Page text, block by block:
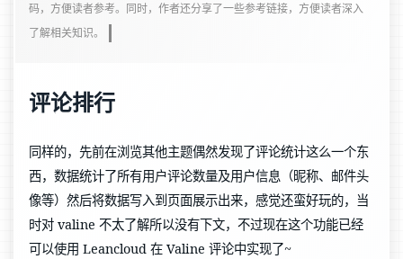
码，方便读者参考。同时，作者还分享了一些参考链接，方便读者深入
了解相关知识。
评论排行
同样的，先前在浏览其他主题偶然发现了评论统计这么一个东
西，数据统计了所有用户评论数量及用户信息（昵称、邮件头
像等）然后将数据写入到页面展示出来，感觉还蛮好玩的，当
时对 valine 不太了解所以没有下文，不过现在这个功能已经
可以使用 Leancloud 在 Valine 评论中实现了~